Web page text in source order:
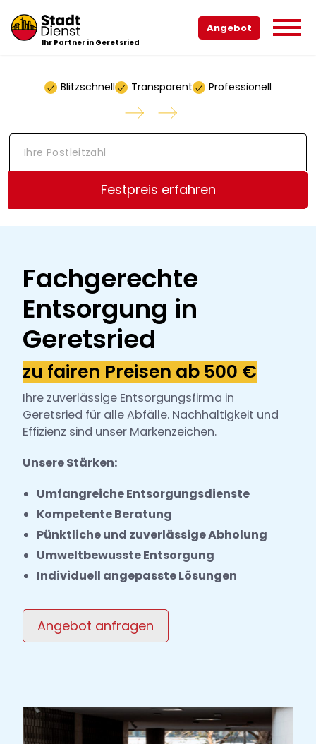
Ihr Partner in Geretsried
Angebot
Blitzschnell Transparent Professionell
I
o
Festpreis erfahren
Fachgerechte
Entsorgung in
Geretsried
zu fairen Preisen ab 500 €
Ihre zuverlässige Entsorgungsfirma in
Geretsried für alle Abfälle. Nachhaltigkeit und
Effizienz sind unser Markenzeichen.
Unsere Stärken:
Umfangreiche Entsorgungsdienste
Kompetente Beratung
Pünktliche und zuverlässige Abholung
Umweltbewusste Entsorgung
Individuell angepasste Lösungen
Angebot anfragen